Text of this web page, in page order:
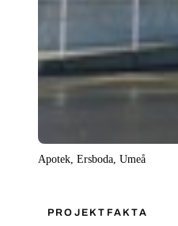
Apotek, Ersboda, Umeå
PROJEKTFAKTA